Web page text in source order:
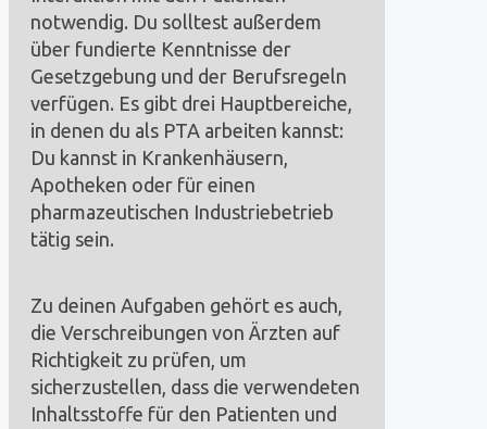
notwendig. Du solltest außerdem
über fundierte Kenntnisse der
Gesetzgebung und der Berufsregeln
verfügen. Es gibt drei Hauptbereiche,
in denen du als PTA arbeiten kannst:
Du kannst in Krankenhäusern,
Apotheken oder für einen
pharmazeutischen Industriebetrieb
tätig sein.
Zu deinen Aufgaben gehört es auch,
die Verschreibungen von Ärzten auf
Richtigkeit zu prüfen, um
sicherzustellen, dass die verwendeten
Inhaltsstoffe für den Patienten und